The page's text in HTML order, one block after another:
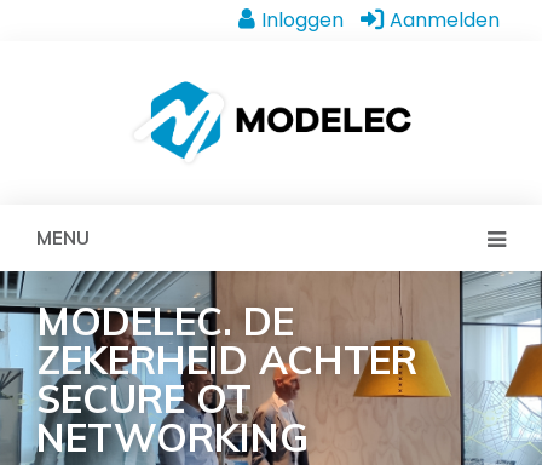
Inloggen Aanmelden
MENU
MODELEC. DE
ZEKERHEID ACHTER
SECURE OT
NETWORKING